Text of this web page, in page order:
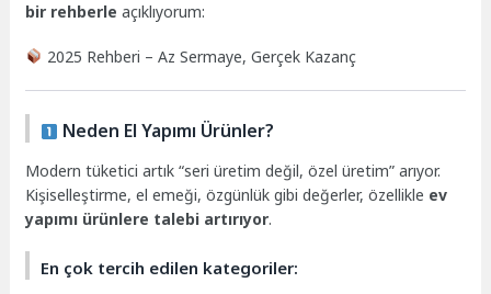
bir rehberle açıklıyorum:
2025 Rehberi – Az Sermaye, Gerçek Kazanç
Neden El Yapımı Ürünler?
Modern tüketici artık “seri üretim değil, özel üretim” arıyor.
Kişiselleştirme, el emeği, özgünlük gibi değerler, özellikle ev
yapımı ürünlere talebi artırıyor.
En çok tercih edilen kategoriler: